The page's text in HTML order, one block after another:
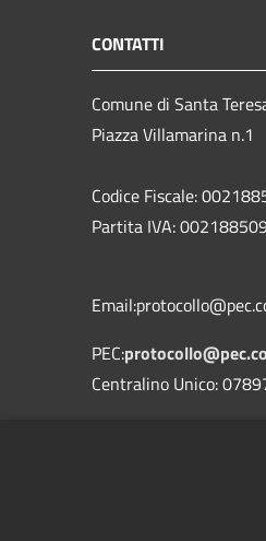
CONTATTI
Comune di Santa
Piazza Villamarina n.1
Codice Fiscale:
Partita IVA:
PEC:
Centralino Unico: